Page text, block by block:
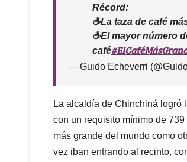
Récord:
☕La taza de café
☕El mayor número
café
— Guido Echeverri
La alcaldía de Chinchiná logró
con un requisito mínimo de
más grande del mundo como
vez iban entrando al recinto,